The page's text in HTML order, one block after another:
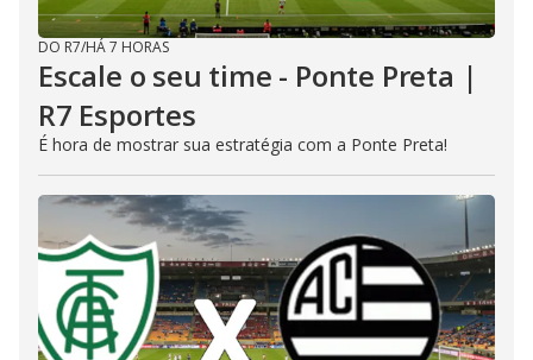
DO R7/HÁ 7 HORAS
Escale o seu time - Ponte Preta |
R7 Esportes
É hora de mostrar sua estratégia com a Ponte Preta!